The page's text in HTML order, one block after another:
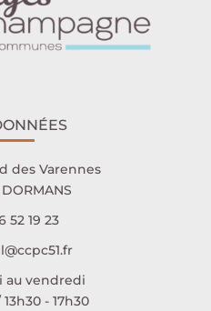
des Varennes
52 19 23
au vendredi
- 17h30